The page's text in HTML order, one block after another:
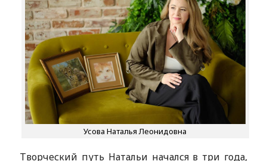
Усова Наталья Леонидовна
Творческий путь Натальи начался в три года,